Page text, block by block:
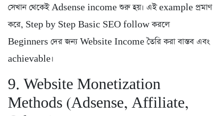
সেখান থেকেই Adsense income শুরু হয়। এই example প্রমাণ
করে, Step by Step Basic SEO follow করলে
Beginners দের জন্য Website Income তৈরি করা বাস্তব এবং
achievable।
9. Website Monetization
Methods (Adsense, Affiliate,